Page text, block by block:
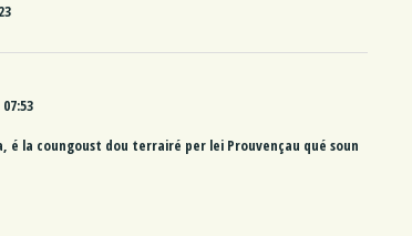
07:53
é la coungoust dou terrairé per lei Prouvençau qué soun